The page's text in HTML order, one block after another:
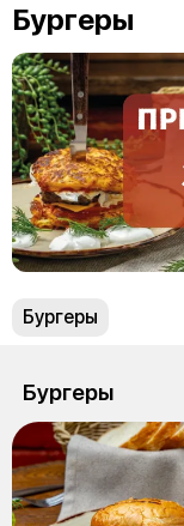
Бургеры
Бургеры
Бургеры